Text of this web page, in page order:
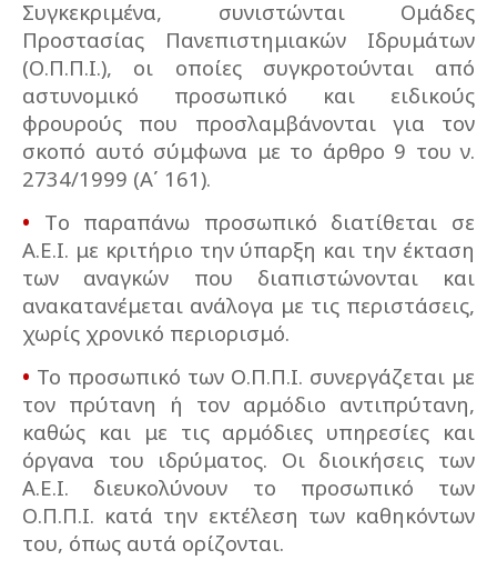
Συγκεκριμένα, συνιστώνται Ομάδες
Προστασίας Πανεπιστημιακών Ιδρυμάτων
(Ο.Π.Π.Ι.), οι οποίες συγκροτούνται από
αστυνομικό προσωπικό και ειδικούς
φρουρούς που προσλαμβάνονται για τον
σκοπό αυτό σύμφωνα με το άρθρο 9 του ν.
2734/1999 (Α΄ 161).
• Tο παραπάνω προσωπικό διατίθεται σε
Α.Ε.Ι. με κριτήριο την ύπαρξη και την έκταση
των αναγκών που διαπιστώνονται και
ανακατανέμεται ανάλογα με τις περιστάσεις,
χωρίς χρονικό περιορισμό.
• Το προσωπικό των Ο.Π.Π.Ι. συνεργάζεται με
τον πρύτανη ή τον αρμόδιο αντιπρύτανη,
καθώς και με τις αρμόδιες υπηρεσίες και
όργανα του ιδρύματος. Οι διοικήσεις των
Α.Ε.Ι. διευκολύνουν το προσωπικό των
Ο.Π.Π.Ι. κατά την εκτέλεση των καθηκόντων
του, όπως αυτά ορίζονται.